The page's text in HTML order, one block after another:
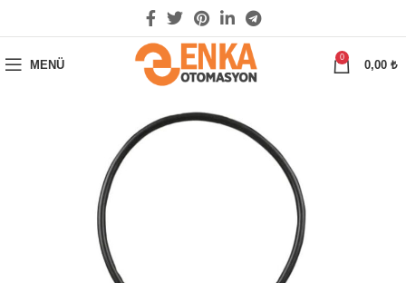
MENÜ
0
0,00 ₺